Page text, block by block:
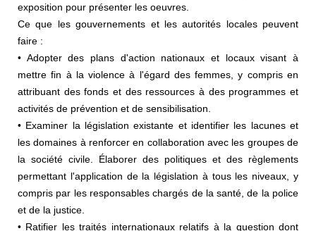
exposition pour présenter les oeuvres.
Ce que les gouvernements et les autorités locales peuvent
faire :
• Adopter des plans d'action nationaux et locaux visant à
mettre fin à la violence à l'égard des femmes, y compris en
attribuant des fonds et des ressources à des programmes et
activités de prévention et de sensibilisation.
• Examiner la législation existante et identifier les lacunes et
les domaines à renforcer en collaboration avec les groupes de
la société civile. Élaborer des politiques et des règlements
permettant l'application de la législation à tous les niveaux, y
compris par les responsables chargés de la santé, de la police
et de la justice.
• Ratifier les traités internationaux relatifs à la question dont